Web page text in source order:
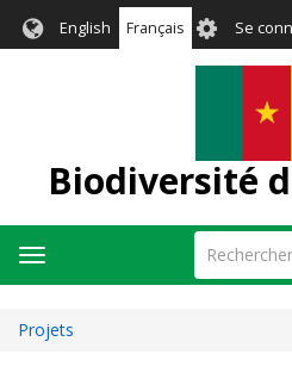
English Français User
Se
Biodiversité
Rechercher
Toggle
navigation
Projets